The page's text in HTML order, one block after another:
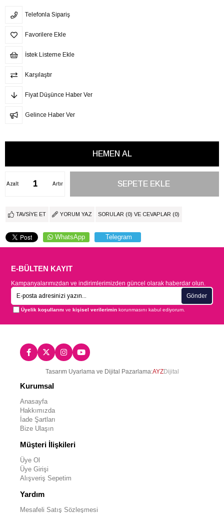
Telefonla Sipariş
Favorilere Ekle
İstek Listeme Ekle
Karşılaştır
Fiyat Düşünce Haber Ver
Gelince Haber Ver
Artır
Azalt
TAVSIYE ET YORUM YAZ SORULAR (0) VE CEVAPLAR (0)
WhatsApp Telegram
E-BÜLTEN KAYIT
Kampanyalarımızdan ve indirimlerimizden güncel olarak haberdar olun.
Gönder
Üyelik koşullarını vekişisel verilerimin korunmasını kabul ediyorum.
Tasarım Uyarlama ve Dijital Pazarlama:AYZDijital
Kurumsal
Anasayfa
Hakkımızda
İade Şartları
Bize Ulaşın
Müşteri İlişkileri
Üye Ol
Üye Girişi
Alışveriş Sepetim
Yardım
Mesafeli Satış Sözleşmesi